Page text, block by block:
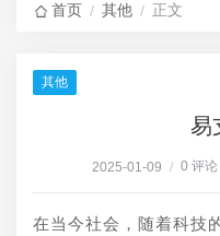
首页 / 其他 / 正文
其他
易
2025-01-09 / 0 评论
在当今社会，随着科技